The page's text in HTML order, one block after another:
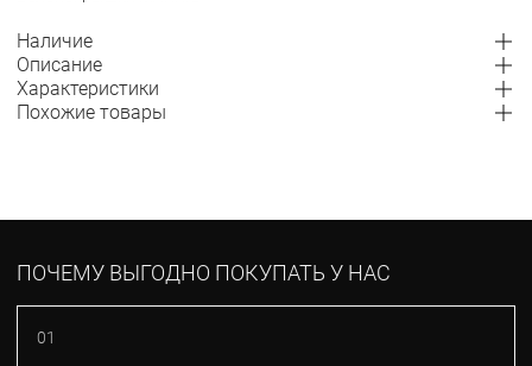
Наличие
Описание
Характеристики
Похожие товары
ПОЧЕМУ ВЫГОДНО ПОКУПАТЬ У НАС
01